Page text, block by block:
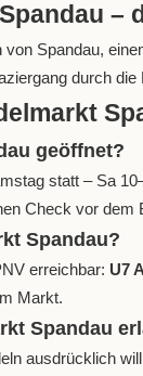
–
Spandau,
durch
geöffnet?
statt – Sa
Check vor dem
Spandau?
erreichbar: U7
Markt.
Spandau
ausdrücklich